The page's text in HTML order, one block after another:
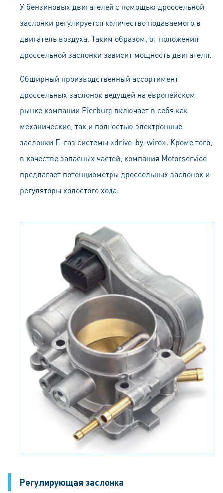
У бензиновых двигателей с помощью дроссельной
заслонки регулируется количество подаваемого в
двигатель воздуха. Таким образом, от положения
дроссельной заслонки зависит мощность двигателя.
Обширный производственный ассортимент
дроссельных заслонок ведущей на европейском
рынке компании Pierburg включает в себя как
механические, так и полностью электронные
заслонки Е-газ системы «drive-by-wire». Кроме того,
в качестве запасных частей, компания Motorservice
предлагает потенциометры дроссельных заслонок и
регуляторы холостого хода.
Pегулирующая заслонка